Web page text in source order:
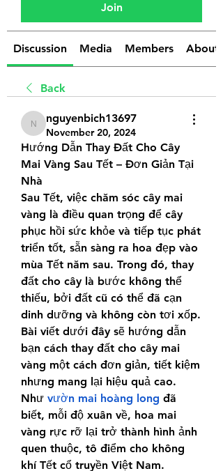
Join
Discussion Media Members About
Back
nguyenbich13697
nguyenbich13697
November 20, 2024
Hướng Dẫn Thay Đất Cho Cây
Mai Vàng Sau Tết – Đơn Giản Tại
Nhà
Sau Tết, việc chăm sóc cây mai
vàng là điều quan trọng để cây
phục hồi sức khỏe và tiếp tục phát
triển tốt, sẵn sàng ra hoa đẹp vào
mùa Tết năm sau. Trong đó, thay
đất cho cây là bước không thể
thiếu, bởi đất cũ có thể đã cạn
dinh dưỡng và không còn tơi xốp.
Bài viết dưới đây sẽ hướng dẫn
bạn cách thay đất cho cây mai
vàng một cách đơn giản, tiết kiệm
nhưng mang lại hiệu quả cao.
Như vườn mai hoàng long đã
biết, mỗi độ xuân về, hoa mai
vàng rực rỡ lại trở thành hình ảnh
quen thuộc, tô điểm cho không
khí Tết cổ truyền Việt Nam.